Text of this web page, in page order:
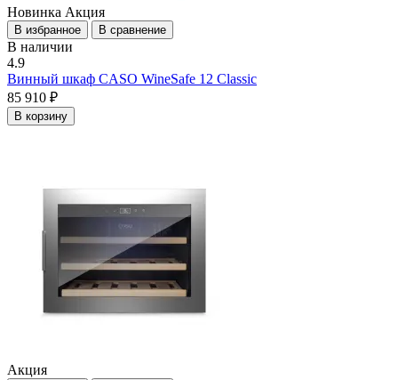
Новинка Акция
В избранное В сравнение
В наличии
4.9
Винный шкаф CASO WineSafe 12 Classic
85 910 ₽
В корзину
Акция